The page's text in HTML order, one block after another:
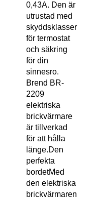
0,43A. Den är
utrustad med
skyddsklasser
för termostat
och säkring
för din
sinnesro.
Brend BR-
2209
elektriska
brickvärmare
är tillverkad
för att hålla
länge.Den
perfekta
bordetMed
den elektriska
brickvärmaren